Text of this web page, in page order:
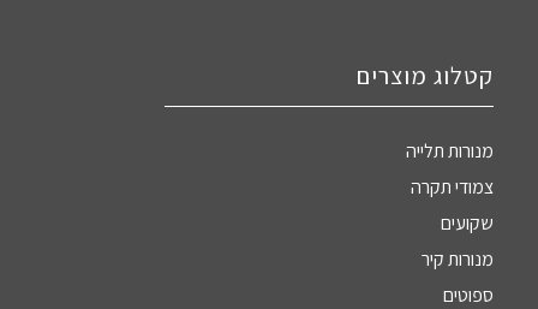
קטלוג מוצרים
מנורות תלייה
צמודי תקרה
שקועים
מנורות קיר
ספוטים